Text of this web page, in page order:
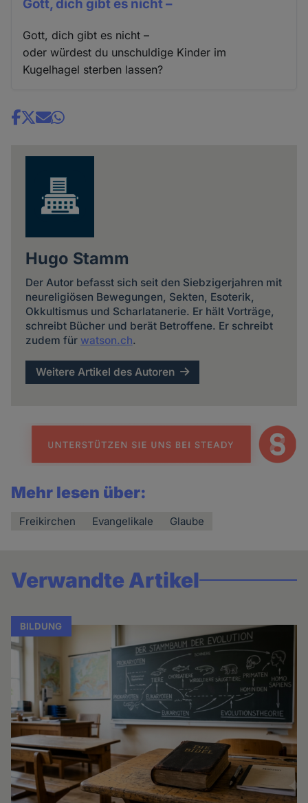
Gott, dich gibt es nicht –
Gott, dich gibt es nicht –
oder würdest du unschuldige Kinder im
Kugelhagel sterben lassen?
Share
Hugo Stamm
Der Autor befasst sich seit den Siebzigerjahren mit
neureligiösen Bewegungen, Sekten, Esoterik,
Okkultismus und Scharlatanerie. Er hält Vorträge,
schreibt Bücher und berät Betroffene. Er schreibt
zudem für watson.ch.
Weitere Artikel des Autoren
Mehr lesen über:
Freikirchen Evangelikale Glaube
Verwandte Artikel
BILDUNG